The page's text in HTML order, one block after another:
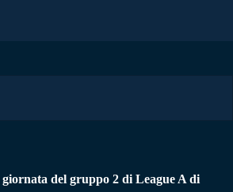
del gruppo 2 di League A di